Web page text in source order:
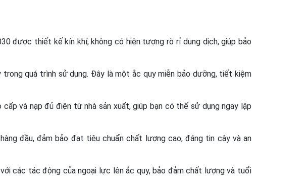
được thiết kế kín khí, không có hiện tượng rò rỉ dung dịch, giúp bảo
quá trình sử dụng. Đây là một ắc quy miễn bảo dưỡng, tiết kiệm
và nạp đủ điện từ nhà sản xuất, giúp bạn có thể sử dụng ngay lập
đầu, đảm bảo đạt tiêu chuẩn chất lượng cao, đáng tin cậy và an
các tác động của ngoại lực lên ắc quy, bảo đảm chất lượng và tuổi